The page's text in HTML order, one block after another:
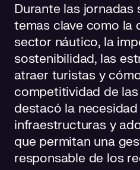
Durante las jornadas
temas clave como la
sector náutico, la
sostenibilidad, las
atraer turistas y
competitividad de las
destacó la
infraestructuras y
que permitan una
responsable de los